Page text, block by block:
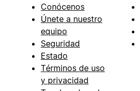
Conócenos
Únete a nuestro
equipo
Seguridad
Estado
Términos de uso
y privacidad